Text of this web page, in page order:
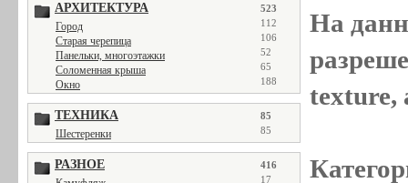
АРХИТЕКТУРА 523
Город 112
Старая черепица 106
Панельки, многоэтажки 52
Соломенная крыша 65
Окно 188
ТЕХНИКА 85
Шестеренки 85
РАЗНОЕ 416
17
На
texture,